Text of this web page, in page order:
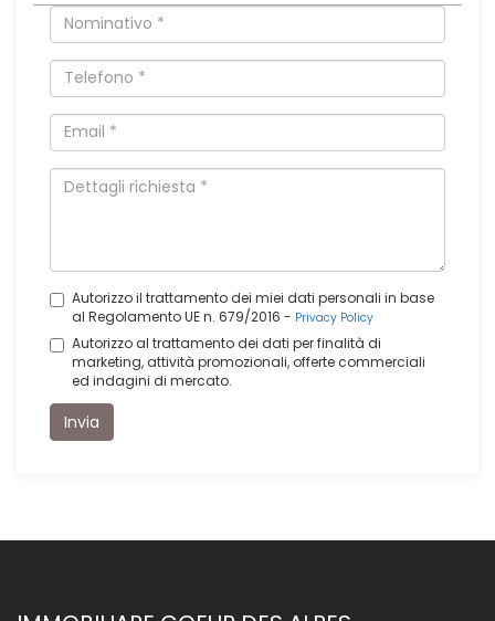
Autorizzo il trattamento dei miei dati personali in base
al Regolamento UE n. 679/2016 - Privacy Policy
Autorizzo al trattamento dei dati per finalità di
marketing, attività promozionali, offerte commerciali
ed indagini di mercato.
Invia